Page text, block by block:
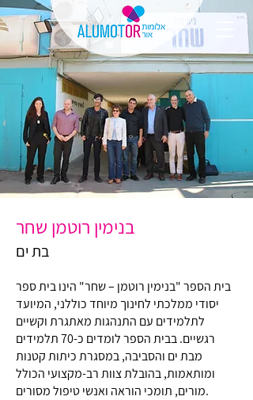
בנימין רוטמן שחר
בת ים
בית הספר "בנימין רוטמן – שחר" הינו בית ספר
יסודי ממלכתי לחינוך מיוחד כוללני, המיועד
לתלמידים עם התנהגות מאתגרת וקשיים
רגשיים. בבית הספר לומדים כ-70 תלמידים
מבת ים והסביבה, במסגרת כיתות קטנות
ומותאמות, בהובלת צוות רב-מקצועי הכולל
מורים, תומכי הוראה ואנשי טיפול מסורים.